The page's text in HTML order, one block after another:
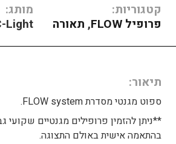
קטגוריות:
פרופיל FLOW
, תאורה
מותג:
Light
תיאור
ספוט מגנטי מסדרת FLOW system.
**ניתן להזמין פרופילים מגנטיים שקועי
בהתאמה אישית באולם התצוגה.